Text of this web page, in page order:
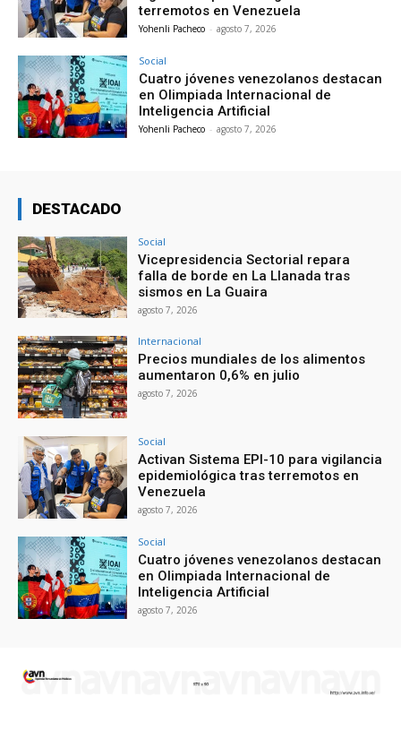
terremotos en Venezuela
Yohenli Pacheco - agosto 7, 2026
Social
Cuatro jóvenes venezolanos destacan
en Olimpiada Internacional de
Inteligencia Artificial
Yohenli Pacheco - agosto 7, 2026
DESTACADO
Social
Vicepresidencia Sectorial repara
falla de borde en La Llanada tras
sismos en La Guaira
agosto 7, 2026
Internacional
Precios mundiales de los alimentos
aumentaron 0,6% en julio
agosto 7, 2026
Social
Activan Sistema EPI-10 para vigilancia
epidemiológica tras terremotos en
Venezuela
agosto 7, 2026
Social
Cuatro jóvenes venezolanos destacan
en Olimpiada Internacional de
Inteligencia Artificial
agosto 7, 2026